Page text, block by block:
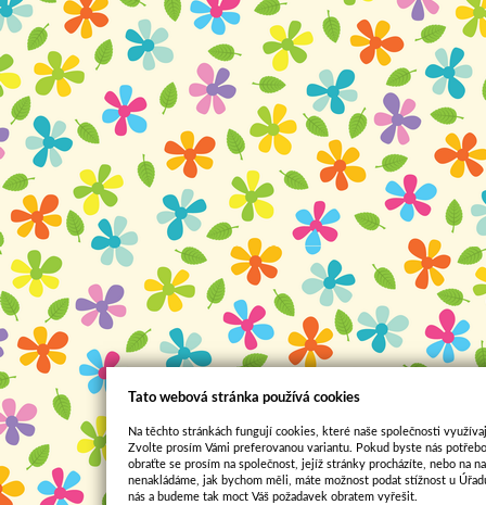
Tato webová stránka používá cookies
Na těchto stránkách fungují cookies, které naše společnosti
Zvolte prosím Vámi preferovanou variantu. Pokud byste nás
obraťte se prosím na společnost, jejíž stránky procházíte, nebo na
nenakládáme, jak bychom měli, máte možnost podat stížnost u
nás a budeme tak moct Váš požadavek obratem vyřešit.